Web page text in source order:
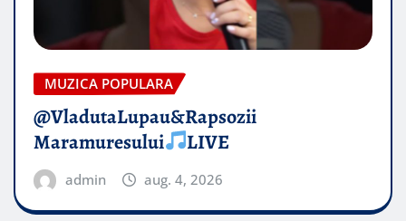
MUZICA POPULARA
@VladutaLupau&Rapsozii
Maramuresului
LIVE
admin aug. 4, 2026